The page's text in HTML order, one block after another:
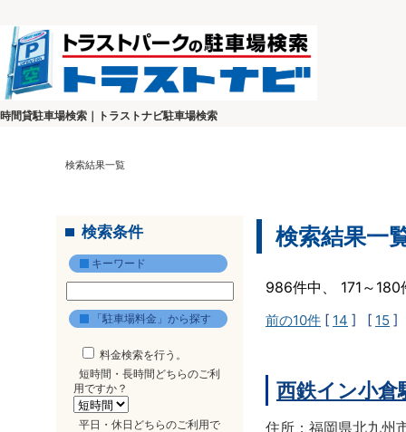
時間貸駐車場検索｜トラストナビ駐車場検索
検索結果一覧
検索条件
キーワード
「駐車場料金」から探す
料金検索を行う。
短時間・長時間どちらのご利
用ですか？
平日・休日どちらのご利用で
検索結果一
986件中、 171～
前の10件 [ 14 ] [ 15 ]
西鉄イン小倉
住所：福岡県北九州